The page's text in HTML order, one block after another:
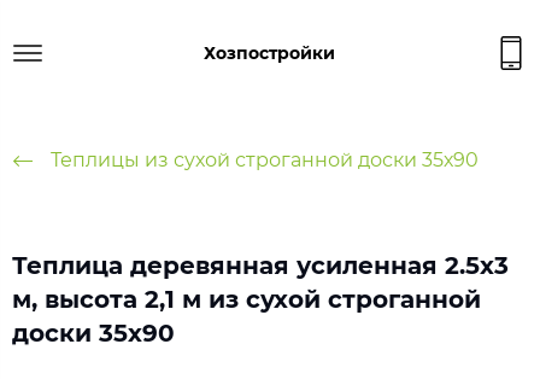
Хозпостройки
Теплицы из сухой строганной доски 35х90
Теплица деревянная усиленная 2.5х3
м, высота 2,1 м из сухой строганной
доски 35х90